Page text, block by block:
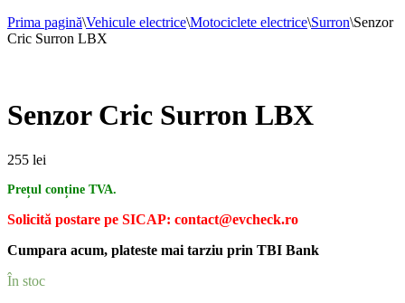
Prima pagină\Vehicule electrice\Motociclete electrice\Surron\Senzor
Cric Surron LBX
Senzor Cric Surron LBX
255 lei
Prețul conține TVA.
Solicită postare pe SICAP: contact@evcheck.ro
Cumpara acum, plateste mai tarziu prin TBI Bank
În stoc